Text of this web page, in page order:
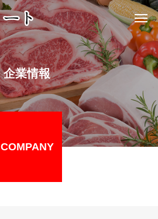
企業情報
COMPANY